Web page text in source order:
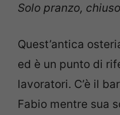
Solo pranzo,
Quest’antica
ed è un punto di
lavoratori. C’è il
Fabio mentre sua